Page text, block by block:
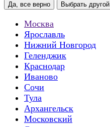
Да, все верно Выбрать другой
Москва
Ярославль
Нижний Новгород
Геленджик
Краснодар
Иваново
Сочи
Тула
Архангельск
Московский